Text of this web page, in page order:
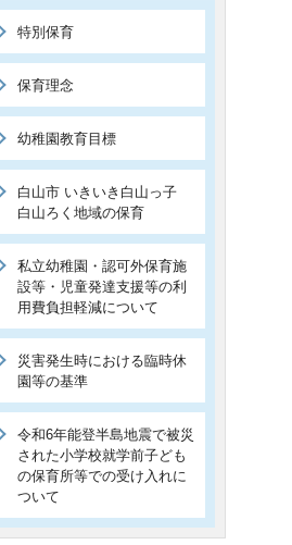
特別保育
保育理念
幼稚園教育目標
白山市 いきいき白山っ子
白山ろく地域の保育
私立幼稚園・認可外保育施
設等・児童発達支援等の利
用費負担軽減について
災害発生時における臨時休
園等の基準
令和6年能登半島地震で被災
された小学校就学前子ども
の保育所等での受け入れに
ついて